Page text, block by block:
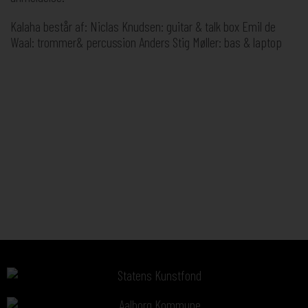
Kalaha består af: Niclas Knudsen: guitar & talk box Emil de
Waal: trommer& percussion Anders Stig Møller: bas & laptop
Sponsorer